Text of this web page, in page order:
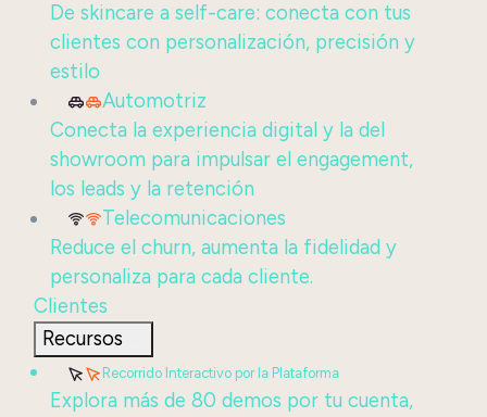
De skincare a self-care: conecta con tus
clientes con personalización, precisión y
estilo
Automotriz
Conecta la experiencia digital y la del
showroom para impulsar el engagement,
los leads y la retención
Telecomunicaciones
Reduce el churn, aumenta la fidelidad y
personaliza para cada cliente.
Clientes
Recursos
Recorrido Interactivo por la Plataforma
Explora más de 80 demos por tu cuenta,